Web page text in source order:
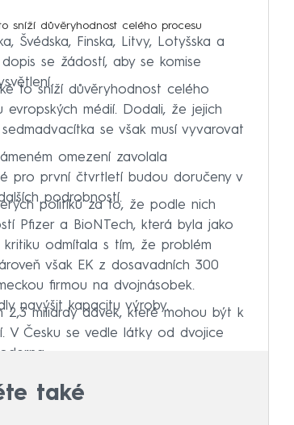
sníží důvěryhodnost celého procesu
Švédska, Finska, Litvy, Lotyšska a
se žádostí, aby se komise
to sníží důvěryhodnost celého
evropských médií. Dodali, že jejich
se však musí vyvarovat
omezení zavolala
pro první čtvrtletí budou doručeny v
podrobností.
politiků za to, že podle nich
Pfizer a BioNTech, která byla jako
odmítala s tím, že problém
však EK z dosavadních 300
firmou na dvojnásobek.
navýšit kapacitu výroby.
2,3 miliardy dávek, které mohou být k
V Česku se vedle látky od dvojice
také